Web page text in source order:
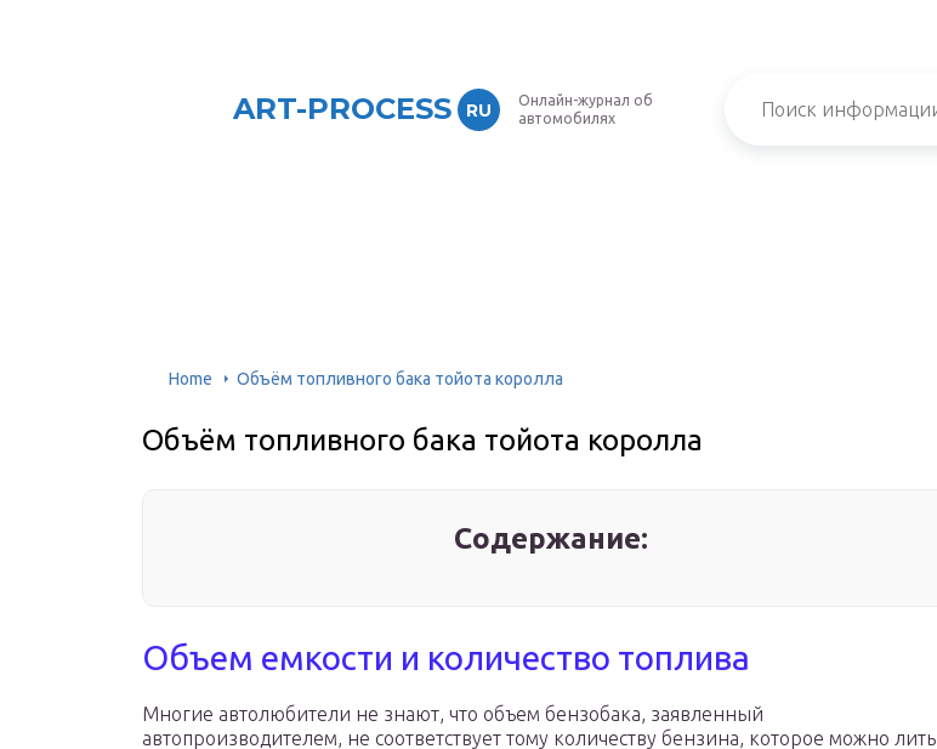
ART-PROCESS RU
Онлайн-журнал об
автомобилях
Home Объём топливного бака тойота королла
Объём топливного бака тойота королла
Содержание:
Объем емкости и количество топлива
Многие автолюбители не знают, что объем бензобака, заявленный
автопроизводителем, не соответствует тому количеству бензина, которое можно лить